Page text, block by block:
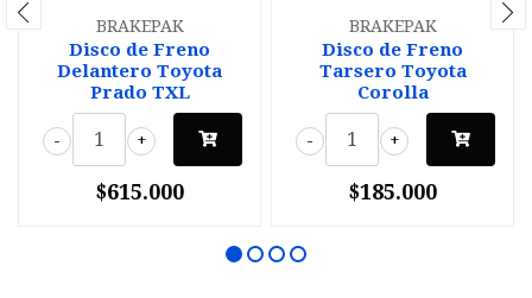
BRAKEPAK
Disco de Freno
Delantero Toyota
Prado TXL
+
-
$615.000
BRAKEPAK
Disco de Freno
Tarsero Toyota
Corolla
+
-
$185.000